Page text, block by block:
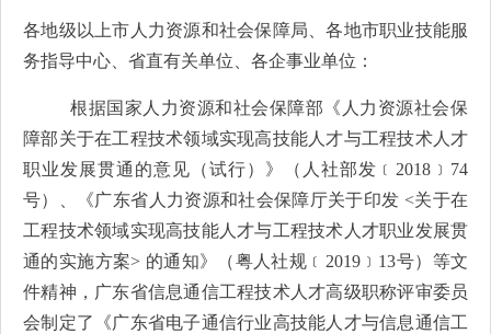
各地级以上市人力资源和社会保障局、各地市职业技能服
务指导中心、省直有关单位、各企事业单位：
根据国家人力资源和社会保障部《人力资源社会保
障部关于在工程技术领域实现高技能人才与工程技术人才
职业发展贯通的意见（试行）》（人社部发﹝2018﹞74
号）、《广东省人力资源和社会保障厅关于印发 <关于在
工程技术领域实现高技能人才与工程技术人才职业发展贯
通的实施方案> 的通知》（粤人社规﹝2019﹞13号）等文
件精神，广东省信息通信工程技术人才高级职称评审委员
会制定了《广东省电子通信行业高技能人才与信息通信工